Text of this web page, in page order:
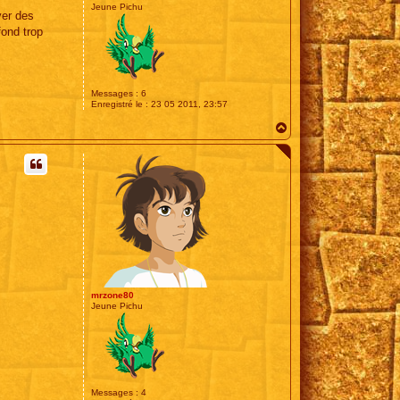
Jeune Pichu
Messages : 6
Enregistré le : 23 05 2011, 23:57
des
trop
a
u
mrzone80
Jeune Pichu
Messages : 4